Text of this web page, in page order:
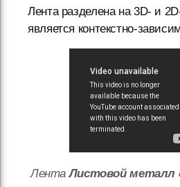
Лента разделена на 3D- и
является контекстно-
ЛентаЛистовой металл